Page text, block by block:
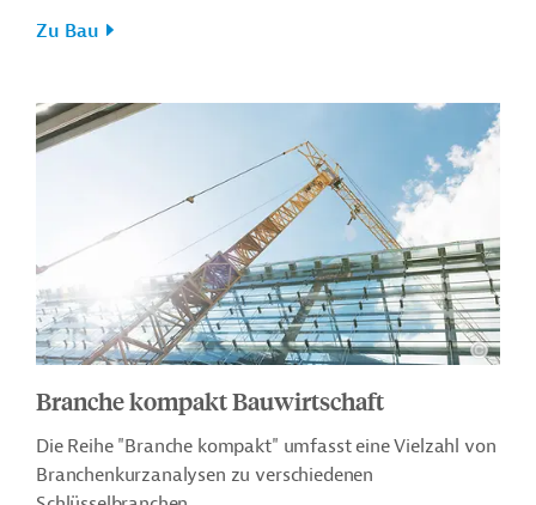
Zu Bau
Branche kompakt Bauwirtschaft
Die Reihe "Branche kompakt" umfasst eine Vielzahl von
Branchenkurzanalysen zu verschiedenen